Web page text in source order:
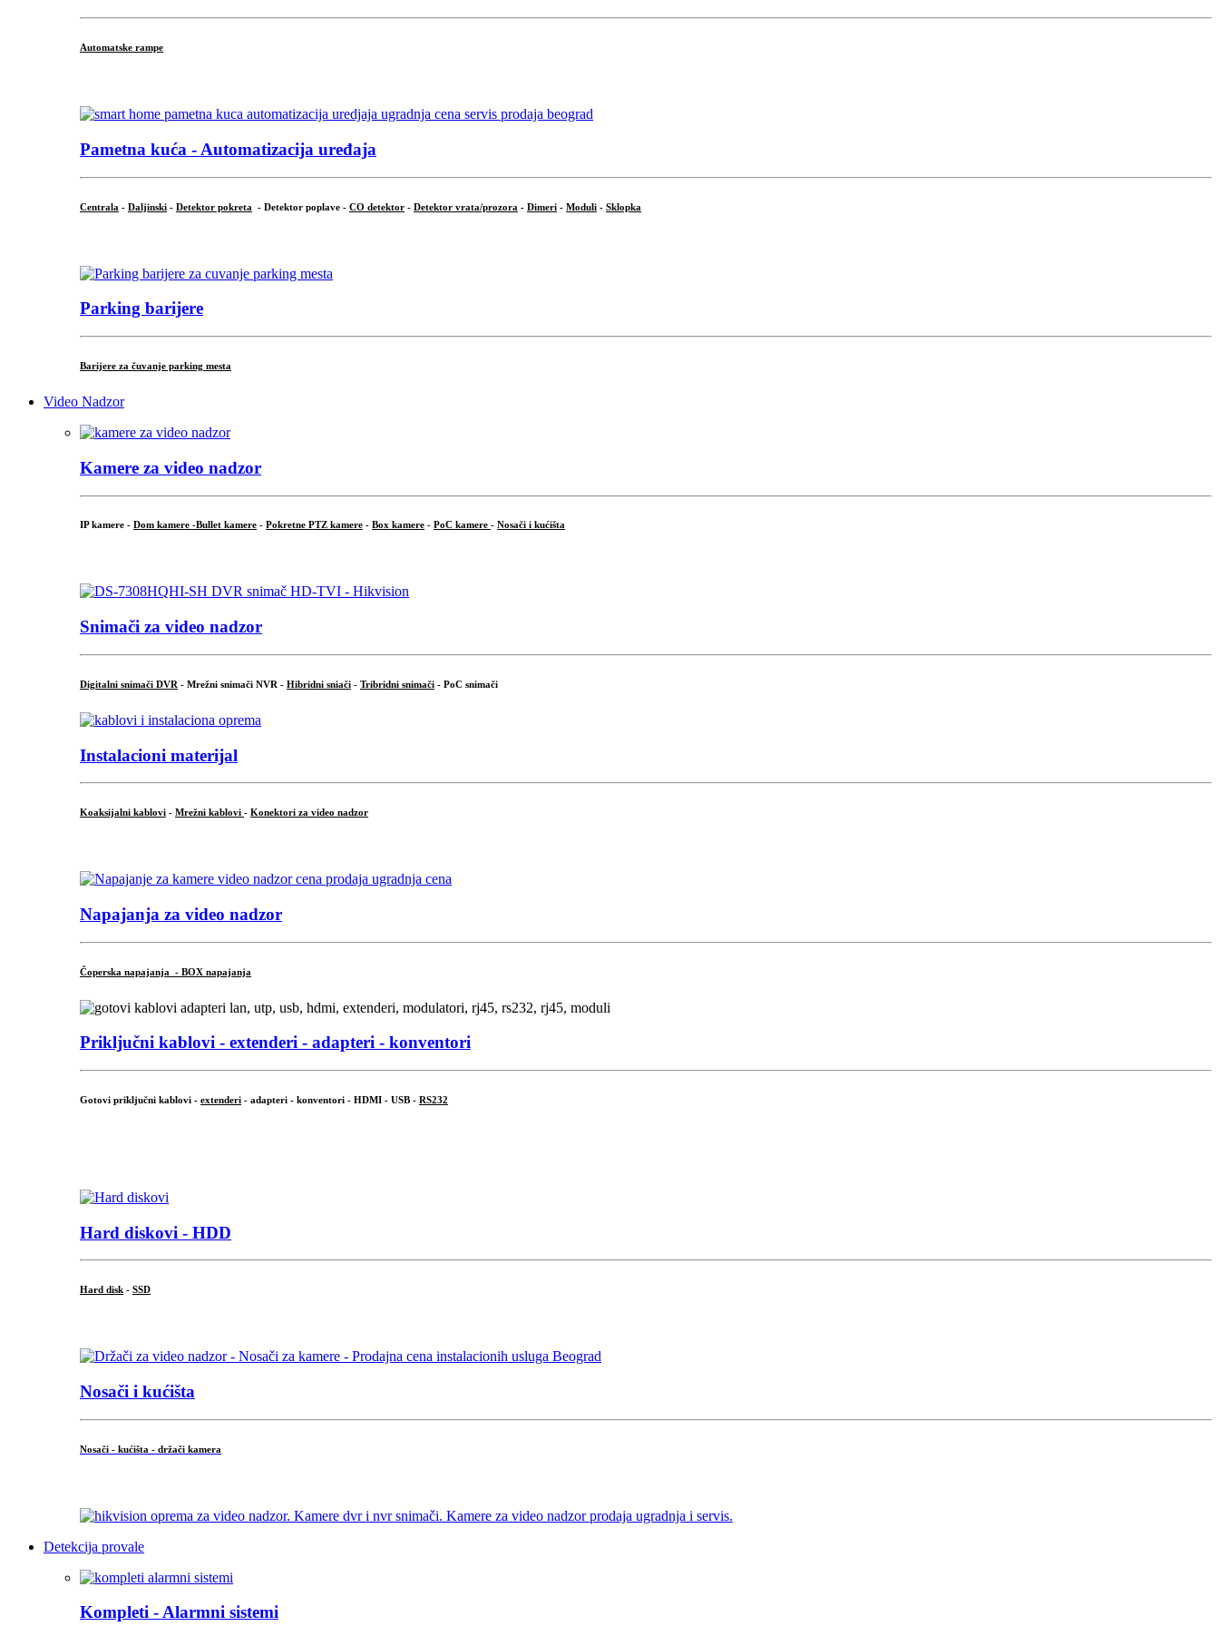
Automatske rampe
Pametna kuća - Automatizacija uređaja
Centrala - Daljinski - Detektor pokreta - Detektor poplave - CO detektor - Detektor vrata/prozora - Dimeri - Moduli - Sklopka
Parking barijere
Barijere za čuvanje parking mesta
Video Nadzor
Kamere za video nadzor
IP kamere - Dom kamere -Bullet kamere - Pokretne PTZ kamere - Box kamere - PoC kamere - Nosači i kućišta
Snimači za video nadzor
Digitalni snimači DVR - Mrežni snimači NVR - Hibridni sniači - Tribridni snimači - PoC snimači
Instalacioni materijal
Koaksijalni kablovi - Mrežni kablovi - Konektori za video nadzor
Napajanja za video nadzor
Čoperska napajanja - BOX napajanja
Priključni kablovi - extenderi - adapteri - konventori
Gotovi priključni kablovi - extenderi - adapteri - konventori - HDMI - USB - RS232
Hard diskovi - HDD
Hard disk - SSD
Nosači i kućišta
Nosači - kućišta - držači kamera
Detekcija provale
Kompleti - Alarmni sistemi